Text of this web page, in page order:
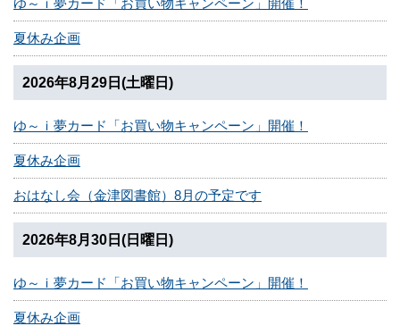
ゆ～ｉ夢カード「お買い物キャンペーン」開催！
夏休み企画
2026年8月29日(土曜日)
ゆ～ｉ夢カード「お買い物キャンペーン」開催！
夏休み企画
おはなし会（金津図書館）8月の予定です
2026年8月30日(日曜日)
ゆ～ｉ夢カード「お買い物キャンペーン」開催！
夏休み企画